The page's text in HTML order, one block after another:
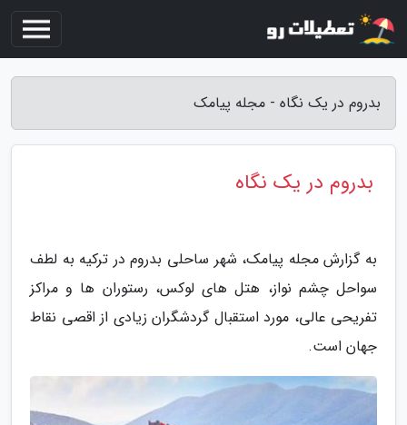
بدروم در یک نگاه - مجله پیامک
بدروم در یک نگاه
به گزارش مجله پیامک، شهر ساحلی بدروم در ترکیه به لطف
سواحل چشم نواز، هتل های لوکس، رستوران ها و مراکز
تفریحی عالی، مورد استقبال گردشگران زیادی از اقصی نقاط
جهان است.